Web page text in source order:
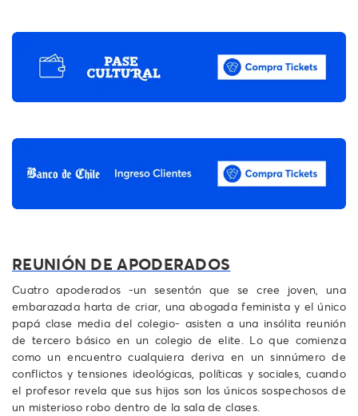
REUNIÓN DE APODERADOS
Cuatro apoderados -un sesentón que se cree joven, una
embarazada harta de criar, una abogada feminista y el único
papá clase media del colegio- asisten a una insólita reunión
de tercero básico en un colegio de elite. Lo que comienza
como un encuentro cualquiera deriva en un sinnúmero de
conflictos y tensiones ideológicas, políticas y sociales, cuando
el profesor revela que sus hijos son los únicos sospechosos de
un misterioso robo dentro de la sala de clases.